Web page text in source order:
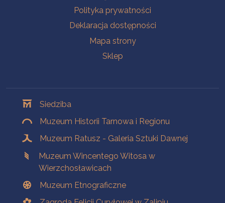
Polityka prywatności
Deklaracja dostępności
Mapa strony
Sklep
Siedziba
Muzeum Historii Tarnowa i Regionu
Muzeum Ratusz - Galeria Sztuki Dawnej
Muzeum Wincentego Witosa w
Wierzchosławicach
Muzeum Etnograficzne